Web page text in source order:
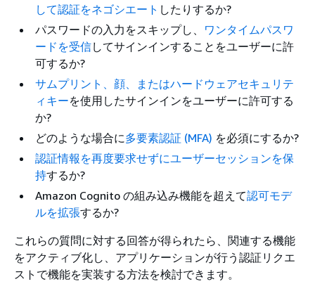
して認証をネゴシエート したりするか?
パスワードの入力をスキップし、 ワンタイムパスワ
ードを受信してサインインすることをユーザーに許
可するか?
サムプリント、顔、またはハードウェアセキュリテ
ィキーを使用したサインインをユーザーに許可する
か?
どのような場合に多要素認証 (MFA) を必須にするか?
認証情報を再度要求せずにユーザーセッションを保
持するか?
Amazon Cognito の組み込み機能を超えて認可モデ
ルを拡張するか?
これらの質問に対する回答が得られたら、関連する機能
をアクティブ化し、アプリケーションが行う認証リクエ
ストで機能を実装する方法を検討できます。